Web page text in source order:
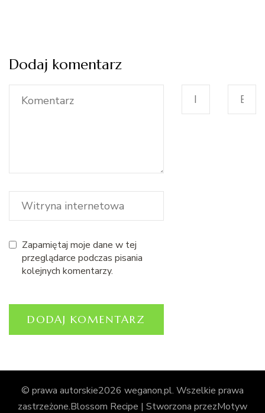
Dodaj komentarz
Zapamiętaj moje dane w tej
przeglądarce podczas pisania
kolejnych komentarzy.
© prawa autorskie2026 weganon.pl. Wszelkie prawa
zastrzeżone.Blossom Recipe | Stworzona przezMotyw